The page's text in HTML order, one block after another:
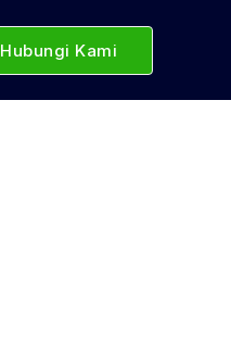
Hubungi Kami